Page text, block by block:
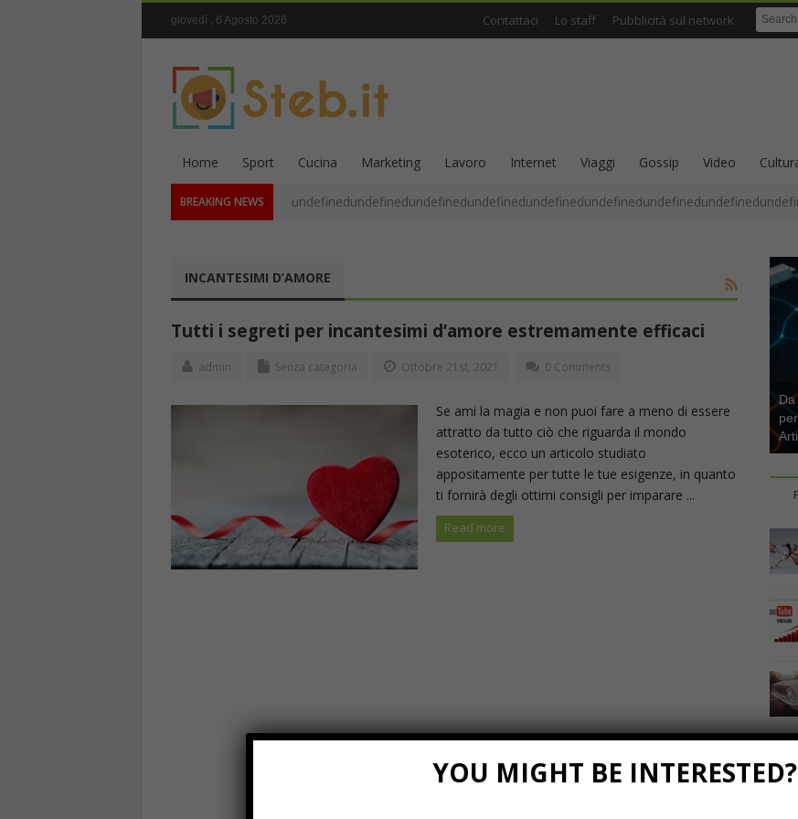
giovedì , 6 Agosto 2026 Contattaci Lo staff Pubblicità sul network
Home Sport Cucina Marketing Lavoro Internet Viaggi Gossip Video
BREAKING NEWS
INCANTESIMI D’AMORE
Tutti i segreti per incantesimi d’amore estremamente efficaci
admin Senza categoria Ottobre 21st, 2021 0 Comments
Se ami la magia e non puoi fare a meno di essere
attratto da tutto ciò che riguarda il mondo
esoterico, ecco un articolo studiato
appositamente per tutte le tue esigenze, in quanto
ti fornirà degli ottimi consigli per imparare ...
Read more
Da
YOU MIGHT BE INTERESTED?